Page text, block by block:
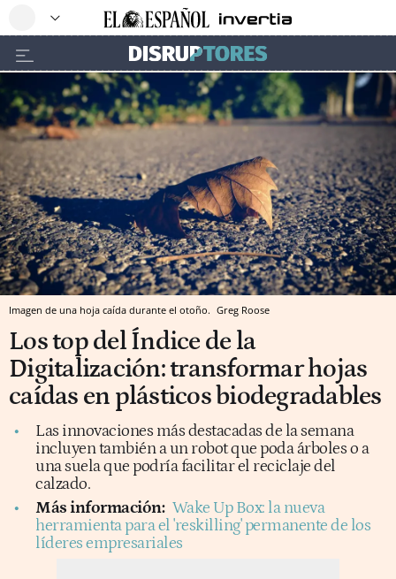
Imagen de una hoja caída durante el otoño. Greg Roose
Los top del Índice de la
Digitalización: transformar hojas
caídas en plásticos biodegradables
Las innovaciones más destacadas de la semana
incluyen también a un robot que poda árboles o a
una suela que podría facilitar el reciclaje del
calzado.
Más información: Wake Up Box: la nueva
herramienta para el 'reskilling' permanente de los
líderes empresariales